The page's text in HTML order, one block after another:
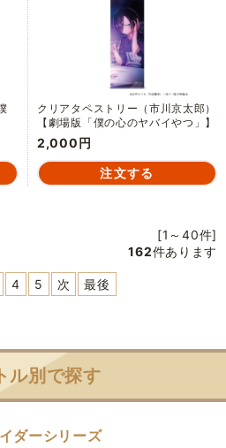
クリアタペストリー（市川京太郎）
【劇場版「僕の心のヤバイやつ」】
2,000円
[1～40件]
162件あります
4 5 次 最後
ル別で探す
ダーシリーズ